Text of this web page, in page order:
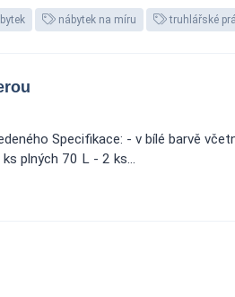
nábytek na míru truhlářské
Specifikace: - v bílé barvě
plných 70 L - 2 ks...